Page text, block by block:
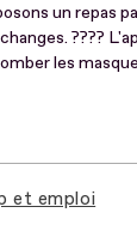
un repas
????
les
et emploi